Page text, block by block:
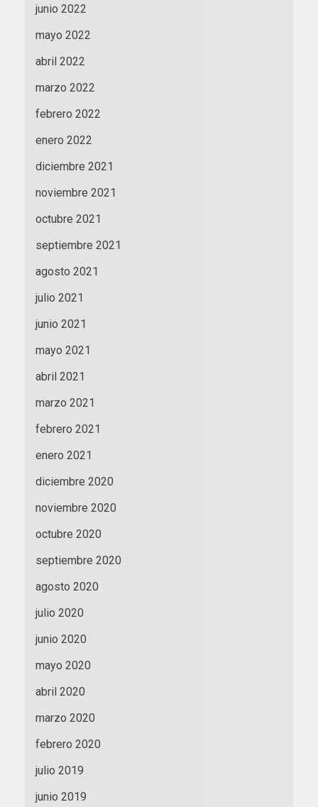
junio 2022
mayo 2022
abril 2022
marzo 2022
febrero 2022
enero 2022
diciembre 2021
noviembre 2021
octubre 2021
septiembre 2021
agosto 2021
julio 2021
junio 2021
mayo 2021
abril 2021
marzo 2021
febrero 2021
enero 2021
diciembre 2020
noviembre 2020
octubre 2020
septiembre 2020
agosto 2020
julio 2020
junio 2020
mayo 2020
abril 2020
marzo 2020
febrero 2020
julio 2019
junio 2019